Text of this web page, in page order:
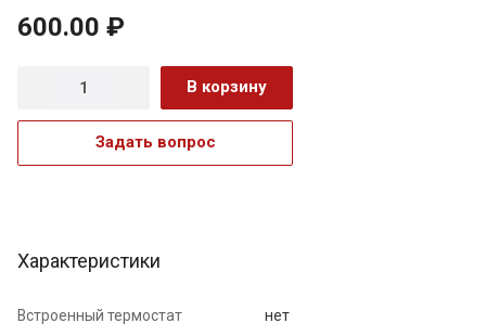
600.00 ₽
В корзину
Задать вопрос
Характеристики
Встроенный термостат
нет